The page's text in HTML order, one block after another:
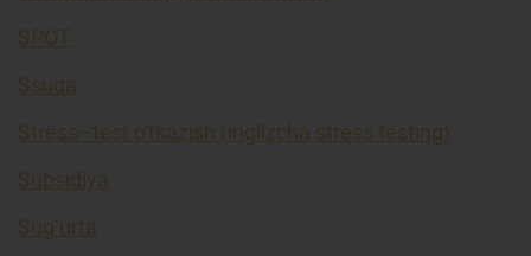
SPOT
Ssuda
Stress–test o'tkazish (inglizcha stress testing)
Subsidiya
Sug’urta